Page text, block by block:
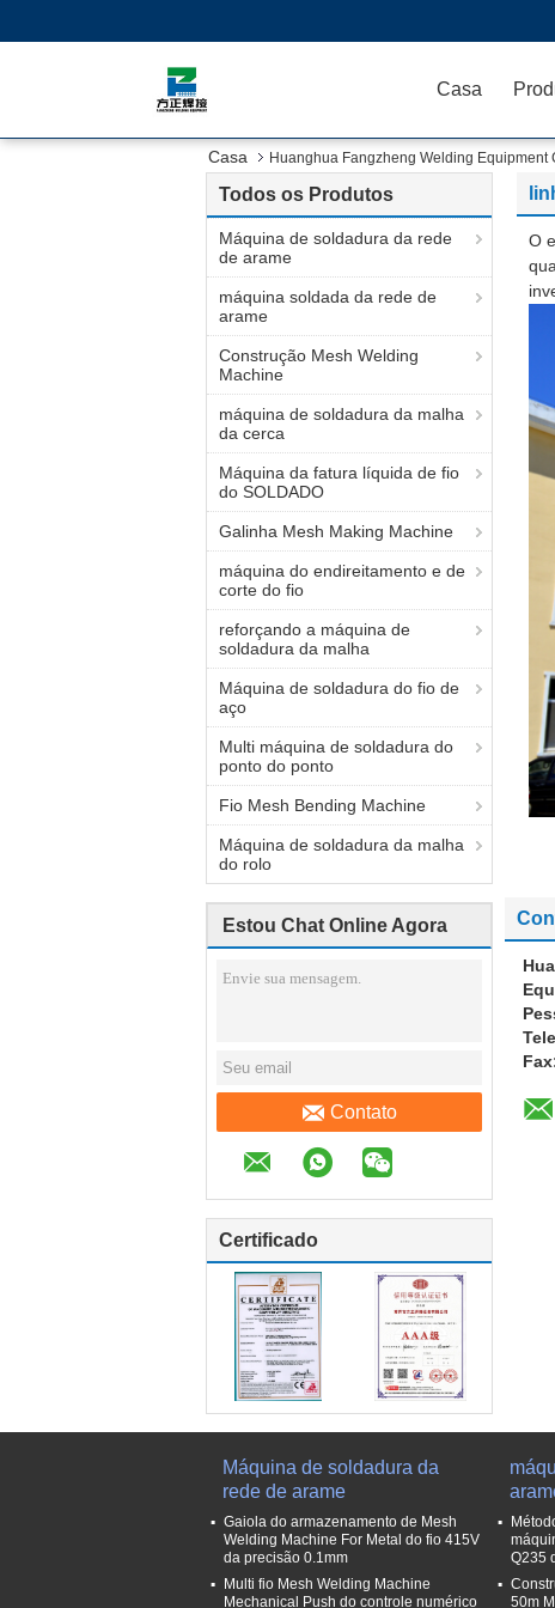
Casa
Casa Huanghua Fangzheng Welding Equipment
Todos os Produtos
Máquina de soldadura da rede
de arame
máquina soldada da rede de
arame
Construção Mesh Welding
Machine
máquina de soldadura da malha
da cerca
Máquina da fatura líquida de fio
do SOLDADO
Galinha Mesh Making Machine
máquina do endireitamento e de
corte do fio
reforçando a máquina de
soldadura da malha
Máquina de soldadura do fio de
aço
Multi máquina de soldadura do
ponto do ponto
Fio Mesh Bending Machine
Máquina de soldadura da malha
do rolo
Estou Chat Online Agora
Contato
Certificado
O
Máquina de soldadura da
rede de arame
Gaiola do armazenamento de Mesh
Welding Machine For Metal do fio 415V
da precisão 0.1mm
Multi fio Mesh Welding Machine
Mechanical Push do controle numérico
Q235
50m